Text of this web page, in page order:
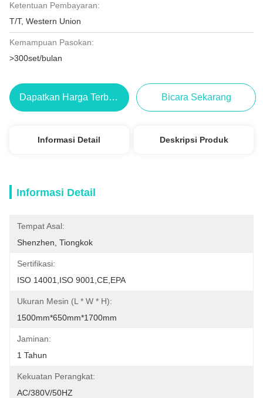
Ketentuan Pembayaran:
T/T, Western Union
Kemampuan Pasokan:
>300set/bulan
Dapatkan Harga Terbaik Bicara Sekarang
Informasi Detail Deskripsi Produk
Informasi Detail
Tempat Asal:
Shenzhen, Tiongkok
Sertifikasi:
ISO 14001,ISO 9001,CE,EPA
Ukuran Mesin (L * W * H):
1500mm*650mm*1700mm
Jaminan:
1 Tahun
Kekuatan Perangkat:
AC/380V/50HZ